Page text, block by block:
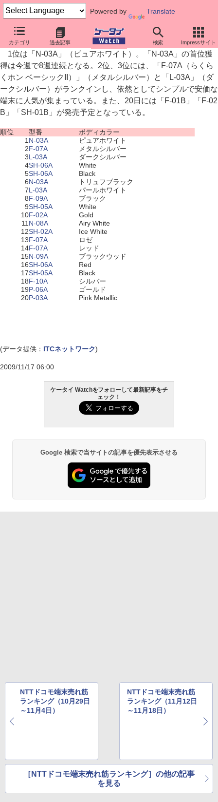
Powered by Translate
カテゴリ 過去記事 検索 Impressサイト
NTTドコモ端末売れ筋ランキング（11月5日～11月11日）
1位は「N-03A」（ピュアホワイト）。「N-03A」の首位獲
得は今週で8週連続となる。2位、3位には、「F-07A（らくら
くホン ベーシックII）」（メタルシルバー）と「L-03A」（ダ
ークシルバー）がランクインし、依然としてシンプルで安価な
端末に人気が集まっている。また、20日には「F-01B」「F-02
B」「SH-01B」が発売予定となっている。
順位 型番
ボディカラー
1 N-03A
ピュアホワイト
2F-07A
メタルシルバー
3L-03A
ダークシルバー
4SH-06A
White
5SH-06A
Black
6N-03A
トリュフブラック
7L-03A
パールホワイト
8F-09A
ブラック
9SH-05A
White
10F-02A
Gold
11 N-08A
Airy White
12SH-02A
Ice White
13F-07A
ロゼ
14F-07A
レッド
15N-09A
ブラックウッド
16SH-06A
Red
17SH-05A
Black
18F-10A
シルバー
19P-06A
ゴールド
20P-03A Pink Metallic
(データ提供： ITCネットワーク)
2009/11/17 06:00
ケータイ Watchをフォローして最新記事をチ
ェック！
Google 検索で当サイトの記事を優先表示させる
NTTドコモ端末売れ筋
ランキング（10月29日
～11月4日）
NTTドコモ端末売れ筋
ランキング（11月12日
～11月18日）
［NTTドコモ端末売れ筋ランキング］の他の記事
を見る